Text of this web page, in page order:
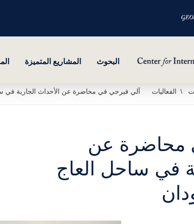
البحوث المشاريع المتميزة
الفعاليات آلي فيرجي في محاضرة عن الأحداث الجارية في
محاضرة عن
في ساحل العاج